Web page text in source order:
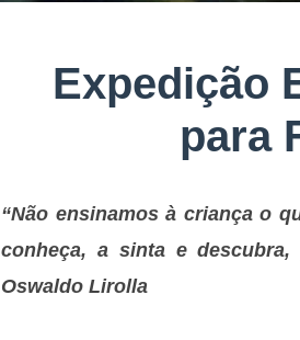
Expedição
para
“Não ensinamos à criança o
conheça, a sinta e
Oswaldo Lirolla